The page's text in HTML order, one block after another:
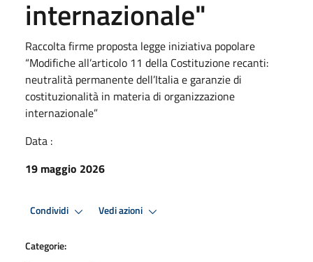
internazionale"
Raccolta firme proposta legge iniziativa popolare
“Modifiche all’articolo 11 della Costituzione recanti:
neutralità permanente dell’Italia e garanzie di
costituzionalità in materia di organizzazione
internazionale”
Data :
19 maggio 2026
Condividi Vedi azioni
Categorie: